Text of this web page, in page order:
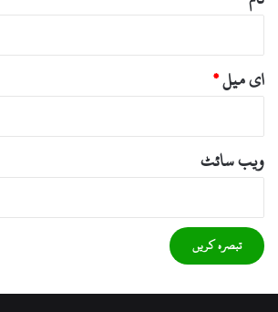
ای میل*
ویب‌ سائٹ